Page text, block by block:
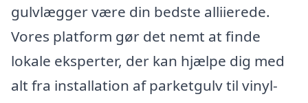
gulvlægger være din bedste alliierede.
Vores platform gør det nemt at finde
lokale eksperter, der kan hjælpe dig med
alt fra installation af parketgulv til vinyl-